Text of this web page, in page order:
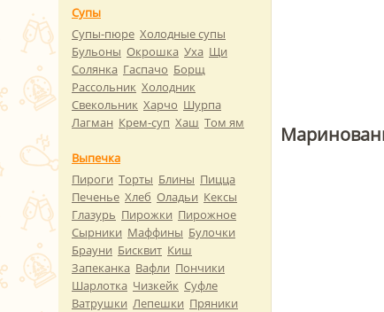
Супы
Супы-пюре Холодные супы
Бульоны Окрошка Уха Щи
Солянка Гаспачо Борщ
Рассольник Холодник
Свекольник Харчо Шурпа
Лагман Крем-суп Хаш Том ям
Выпечка
Пироги Торты Блины Пицца
Печенье Хлеб Оладьи Кексы
Глазурь Пирожки Пирожное
Сырники Маффины Булочки
Брауни Бисквит Киш
Запеканка Вафли Пончики
Шарлотка Чизкейк Суфле
Ватрушки Лепешки Пряники